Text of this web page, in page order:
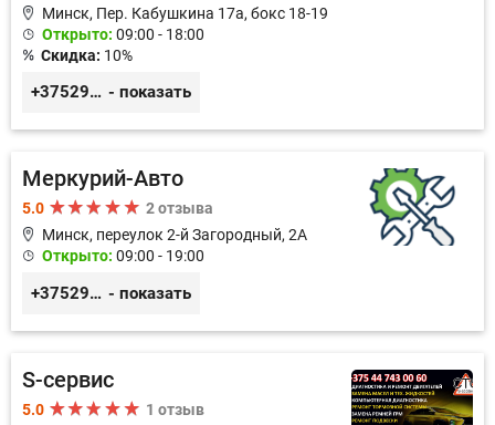
Минск, Пер. Кабушкина 17а, бокс 18-19
Открыто: 09:00 - 18:00
Скидка: 10%
+375296578508 - показать
Меркурий-Авто
5.0
2 отзыва
Минск, переулок 2-й Загородный, 2А
Открыто: 09:00 - 19:00
+375291151118 - показать
S-сервис
5.0
1 отзыв